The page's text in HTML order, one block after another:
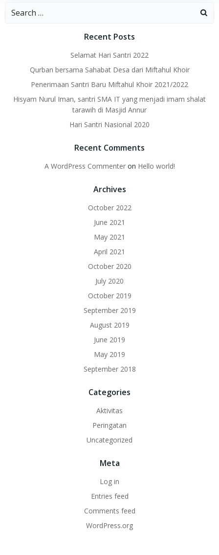
Search
Recent Posts
Selamat Hari Santri 2022
Qurban bersama Sahabat Desa dari Miftahul Khoir
Penerimaan Santri Baru Miftahul Khoir 2021/2022
Hisyam Nurul Iman, santri SMA IT yang menjadi imam shalat
tarawih di Masjid Annur
Hari Santri Nasional 2020
Recent Comments
A WordPress Commenteron Hello world!
Archives
October 2022
June 2021
May 2021
April 2021
October 2020
July 2020
October 2019
September 2019
August 2019
June 2019
May 2019
September 2018
Categories
Aktivitas
Peringatan
Uncategorized
Meta
Log in
Entries feed
Comments feed
WordPress.org